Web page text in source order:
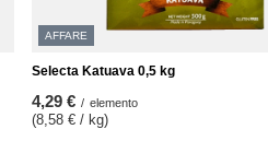
AFFARE
Selecta Katuava 0,5 kg
4,29 € / elemento
(8,58 € / kg)